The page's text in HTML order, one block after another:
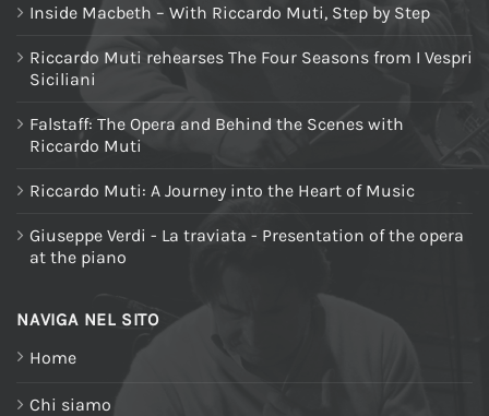
Inside Macbeth – With Riccardo Muti, Step by Step
Riccardo Muti rehearses The Four Seasons from I Vespri
Siciliani
Falstaff: The Opera and Behind the Scenes with
Riccardo Muti
Riccardo Muti: A Journey into the Heart of Music
Giuseppe Verdi - La traviata - Presentation of the opera
at the piano
NAVIGA NEL SITO
Home
Chi siamo